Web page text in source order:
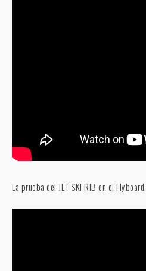
La prueba del JET SKI RIB en el Flyboard.